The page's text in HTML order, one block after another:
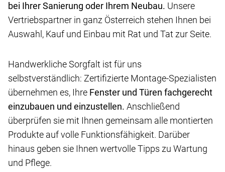
bei Ihrer Sanierung oder Ihrem Neubau. Unsere
Vertriebspartner in ganz Österreich stehen Ihnen bei
Auswahl, Kauf und Einbau mit Rat und Tat zur Seite.
Handwerkliche Sorgfalt ist für uns
selbstverständlich: Zertifizierte Montage-Spezialisten
übernehmen es, Ihre Fenster und Türen fachgerecht
einzubauen und einzustellen. Anschließend
überprüfen sie mit Ihnen gemeinsam alle montierten
Produkte auf volle Funktionsfähigkeit. Darüber
hinaus geben sie Ihnen wertvolle Tipps zu Wartung
und Pflege.